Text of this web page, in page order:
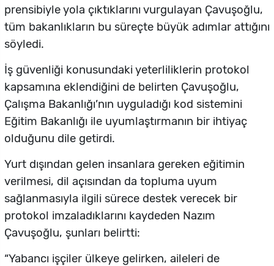
prensibiyle yola çıktıklarını vurgulayan Çavuşoğlu,
tüm bakanlıkların bu süreçte büyük adımlar attığını
söyledi.
İş güvenliği konusundaki yeterliliklerin protokol
kapsamına eklendiğini de belirten Çavuşoğlu,
Çalışma Bakanlığı’nın uyguladığı kod sistemini
Eğitim Bakanlığı ile uyumlaştırmanın bir ihtiyaç
olduğunu dile getirdi.
Yurt dışından gelen insanlara gereken eğitimin
verilmesi, dil açısından da topluma uyum
sağlanmasıyla ilgili sürece destek verecek bir
protokol imzaladıklarını kaydeden Nazım
Çavuşoğlu, şunları belirtti:
“Yabancı işçiler ülkeye gelirken, aileleri de